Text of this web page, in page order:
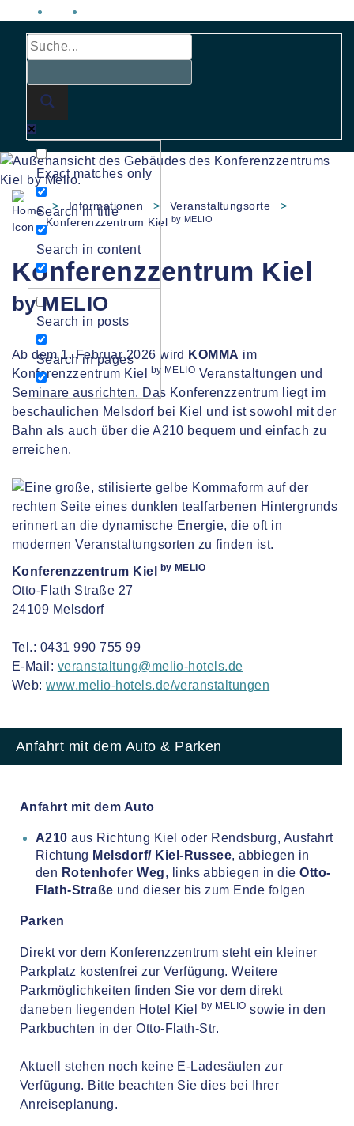
Exact matches only
Search in title
Search in content
Search in posts
Search in pages
> Informationen > Veranstaltungsorte
>
Konferenzzentrum Kiel by MELIO
Konferenzzentrum Kiel
by MELIO
Ab dem 1. Februar 2026 wird KOMMA im
Konferenzzentrum Kiel
by MELIO Veranstaltungen und
Seminare ausrichten. Das Konferenzzentrum liegt im
beschaulichen Melsdorf bei Kiel und ist sowohl mit der
Bahn als auch über die A210 bequem und einfach zu
erreichen.
Konferenzzentrum Kiel by MELIO
Otto-Flath Straße 27
24109 Melsdorf
Tel.: 0431 990 755 99
E-Mail: veranstaltung@melio-hotels.de
Web:www.melio-hotels.de/veranstaltungen
Anfahrt mit dem Auto & Parken
Anfahrt mit dem Auto
A210 aus Richtung Kiel oder Rendsburg, Ausfahrt
Richtung Melsdorf/ Kiel-Russee, abbiegen in
den Rotenhofer Weg, links abbiegen in dieOtto-
Flath-Straße und dieser bis zum Ende folgen
Parken
Direkt vor dem Konferenzzentrum steht ein kleiner
Parkplatz kostenfrei zur Verfügung. Weitere
Parkmöglichkeiten finden Sie vor dem direkt
daneben liegenden Hotel Kiel
by MELIO sowie in den
Parkbuchten in der Otto-Flath-Str.
Aktuell stehen noch keine E-Ladesäulen zur
Verfügung. Bitte beachten Sie dies bei Ihrer
Anreiseplanung.